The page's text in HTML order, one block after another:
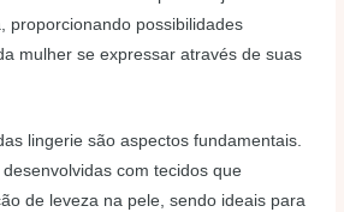
proporcionando possibilidades
mulher se expressar através de suas
lingerie são aspectos fundamentais.
com tecidos que
de leveza na pele, sendo ideais para